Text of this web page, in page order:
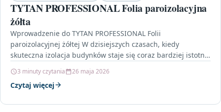
TYTAN PROFESSIONAL Folia paroizolacyjna
żółta
Wprowadzenie do TYTAN PROFESSIONAL Folii
paroizolacyjnej żółtej W dzisiejszych czasach, kiedy
skuteczna izolacja budynków staje się coraz bardziej istotna,
3 minuty czytania 26 maja 2026
Czytaj więcej